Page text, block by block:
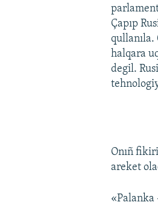
parlament
Çapıp
qullanıla.
halqara
degil.
Onıñ
areket
«Palanka